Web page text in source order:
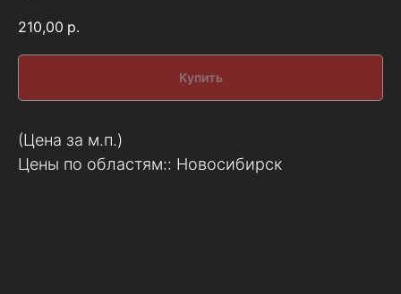
210,00 р.
Купить
(Цена за м.п.)
Цены по областям:: Новосибирск